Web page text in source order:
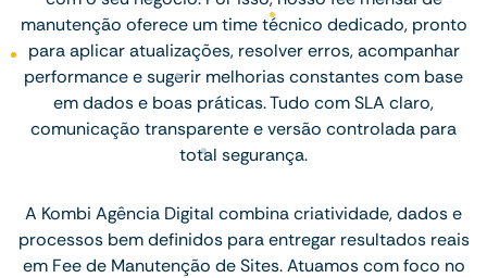
manutenção oferece um time técnico dedicado, pronto
para aplicar atualizações, resolver erros, acompanhar
performance e sugerir melhorias constantes com base
em dados e boas práticas. Tudo com SLA claro,
comunicação transparente e versão controlada para
total segurança.
A Kombi Agência Digital combina criatividade, dados e
processos bem definidos para entregar resultados reais
em Fee de Manutenção de Sites. Atuamos com foco no